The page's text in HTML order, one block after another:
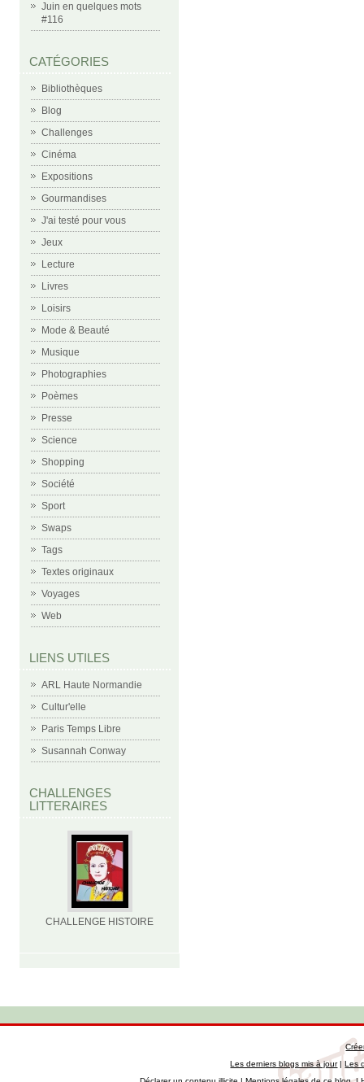
Juin en quelques mots
#116
CATÉGORIES
Bibliothèques
Blog
Challenges
Cinéma
Expositions
Gourmandises
J'ai testé pour vous
Jeux
Lecture
Livres
Loisirs
Mode & Beauté
Musique
Photographies
Poèmes
Presse
Science
Shopping
Société
Sport
Swaps
Tags
Textes originaux
Voyages
Web
LIENS UTILES
ARL Haute Normandie
Cultur'elle
Paris Temps Libre
Susannah Conway
CHALLENGES
LITTERAIRES
CHALLENGE HISTOIRE
Les derniers blogs mis à jour|Les